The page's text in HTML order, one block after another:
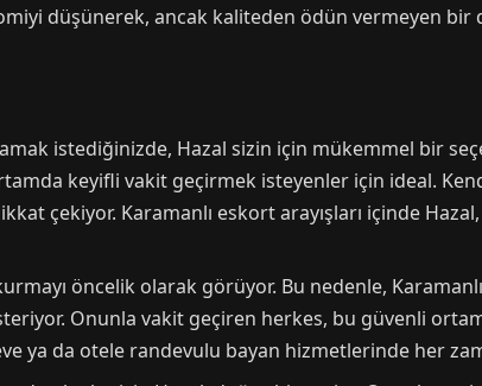
düşünerek, ancak kaliteden ödün vermeyen
istediğinizde, Hazal sizin için mükemmel bir
keyifli vakit geçirmek isteyenler için ideal.
çekiyor. Karamanlı eskort arayışları içinde
öncelik olarak görüyor. Bu nedenle,
Onunla vakit geçiren herkes, bu güvenli
ya da otele randevulu bayan hizmetlerinde her